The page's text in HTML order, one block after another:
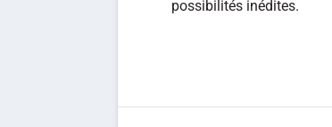
possibilités inédites.